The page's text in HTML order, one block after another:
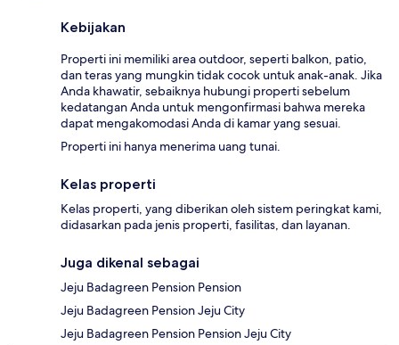
Kebijakan
Properti ini memiliki area outdoor, seperti balkon, patio,
dan teras yang mungkin tidak cocok untuk anak-anak. Jika
Anda khawatir, sebaiknya hubungi properti sebelum
kedatangan Anda untuk mengonfirmasi bahwa mereka
dapat mengakomodasi Anda di kamar yang sesuai.
Properti ini hanya menerima uang tunai.
Kelas properti
Kelas properti, yang diberikan oleh sistem peringkat kami,
didasarkan pada jenis properti, fasilitas, dan layanan.
Juga dikenal sebagai
Jeju Badagreen Pension Pension
Jeju Badagreen Pension Jeju City
Jeju Badagreen Pension Pension Jeju City